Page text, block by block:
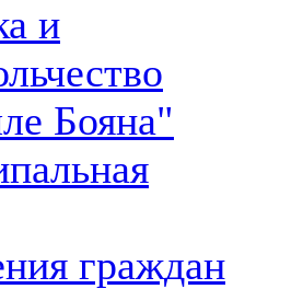
и
Бояна"
граждан